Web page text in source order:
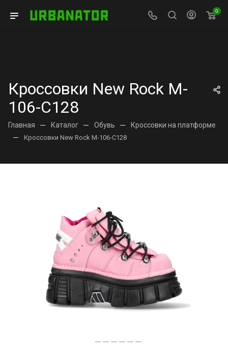
0
Кроссовки New Rock M-
106-C128
Главная — Каталог — Обувь — Кроссовки на платформе
— Кроссовки New Rock M-106-C128